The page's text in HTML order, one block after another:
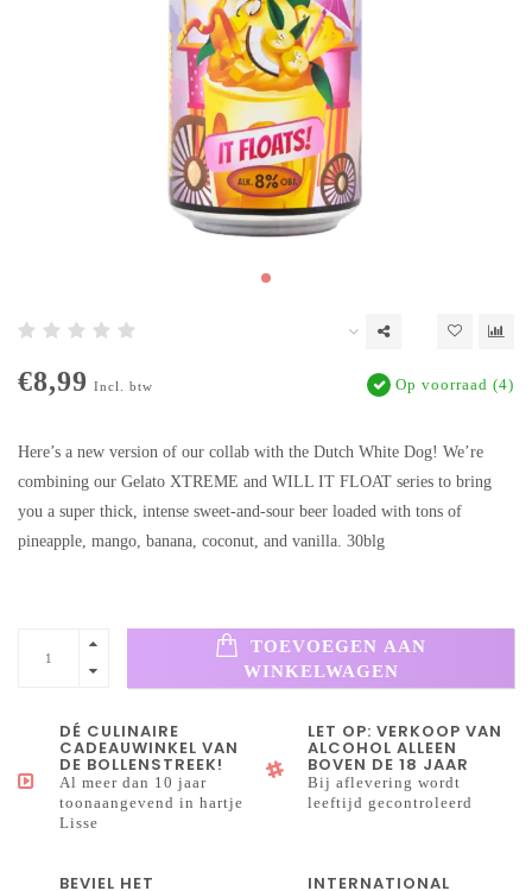
€8,99 Incl. btw Op voorraad (4)
Here’s a new version of our collab with the Dutch White Dog! We’re
combining our Gelato XTREME and WILL IT FLOAT series to bring
you a super thick, intense sweet-and-sour beer loaded with tons of
pineapple, mango, banana, coconut, and vanilla. 30blg
TOEVOEGEN AAN
WINKELWAGEN
DÉ CULINAIRE
CADEAUWINKEL VAN
DE BOLLENSTREEK!
Al meer dan 10 jaar
toonaangevend in hartje
Lisse
LET OP: VERKOOP VAN
ALCOHOL ALLEEN
BOVEN DE 18 JAAR
Bij aflevering wordt
leeftijd gecontroleerd
BEVIEL HET INTERNATIONAL